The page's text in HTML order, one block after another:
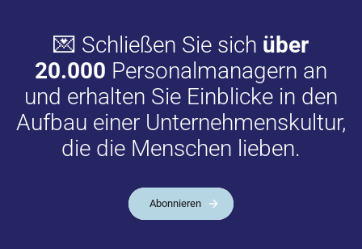
💌 Schließen Sie sich über
20.000 Personalmanagern an
und erhalten Sie Einblicke in den
Aufbau einer Unternehmenskultur,
die die Menschen lieben.
Abonnieren